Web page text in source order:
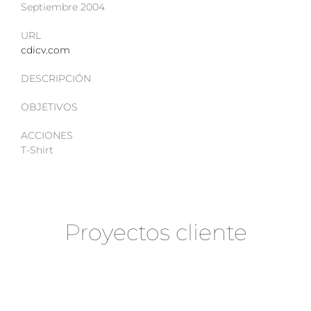
Septiembre 2004
URL
cdicv.com
DESCRIPCIÓN
OBJETIVOS
ACCIONES
T-Shirt
Proyectos cliente